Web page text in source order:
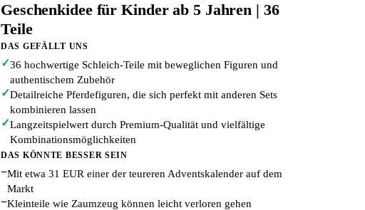
Geschenkidee für Kinder ab 5 Jahren | 36
Teile
DAS GEFÄLLT UNS
✓36 hochwertige Schleich-Teile mit beweglichen Figuren und
authentischem Zubehör
✓Detailreiche Pferdefiguren, die sich perfekt mit anderen Sets
kombinieren lassen
✓Langzeitspielwert durch Premium-Qualität und vielfältige
Kombinationsmöglichkeiten
DAS KÖNNTE BESSER SEIN
−Mit etwa 31 EUR einer der teureren Adventskalender auf dem
Markt
−Kleinteile wie Zaumzeug können leicht verloren gehen